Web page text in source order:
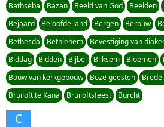
Bathseba
Bazan Beeld van God Beelden
Bejaard
Beloofde land Bergen Berouw
Bethesda
Bethlehem Bevestiging van
Biddag
Bidden Bijbel Bliksem Bloemen
Bouw van kerkgebouw
Boze geesten
Bruiloft te Kana
Bruiloftsfeest Burcht
C